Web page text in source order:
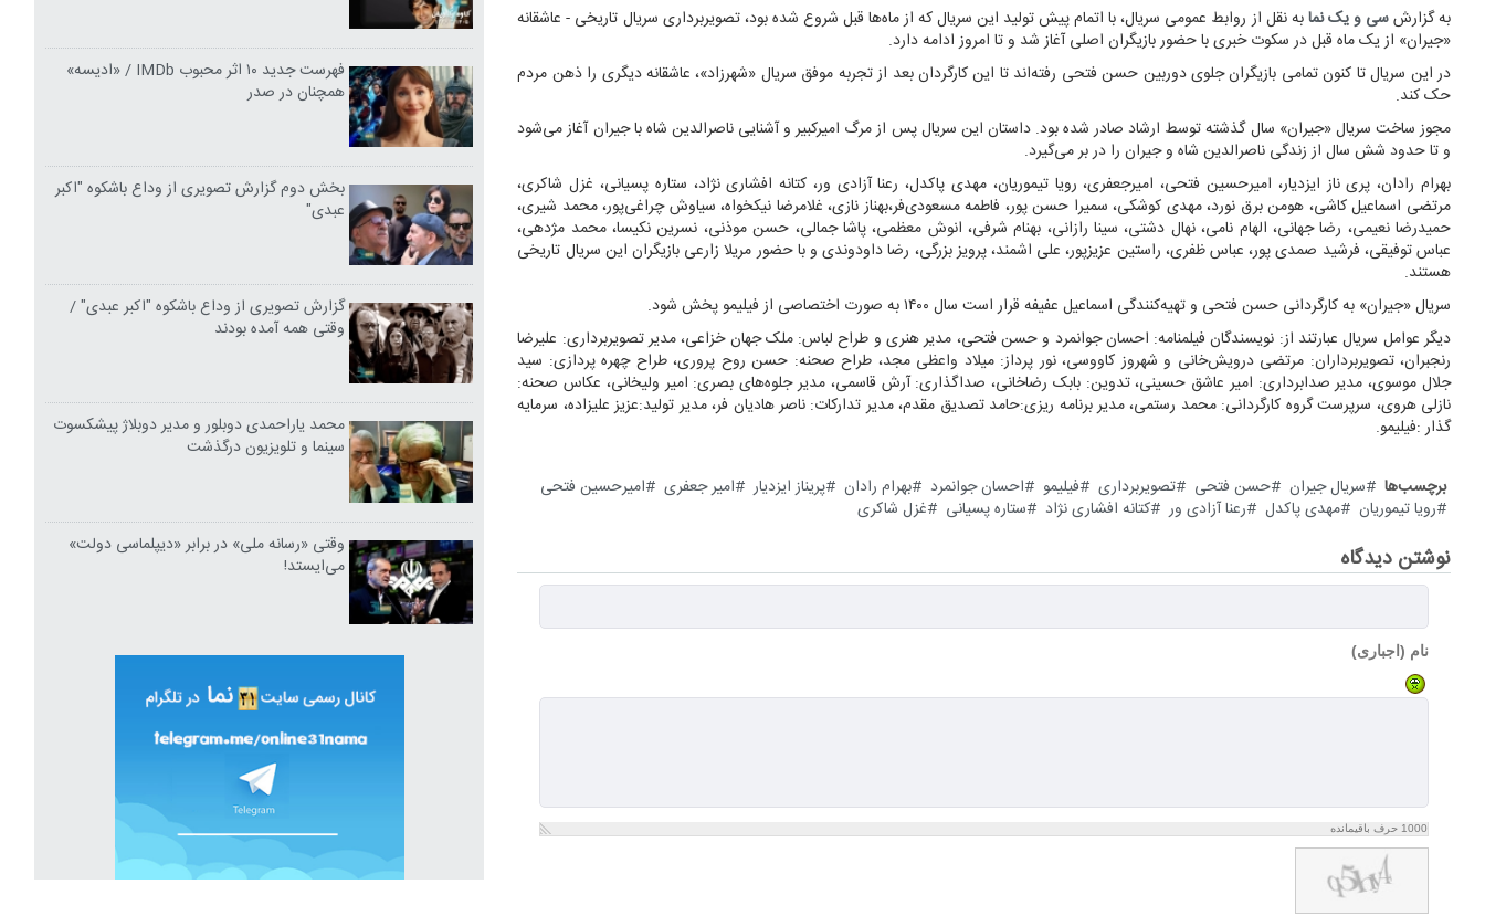
به گزارشسی و یک نمابه نقل از روابط عمومی سریال، با اتمام پیش تولید این سریال که از ماه‌ها قبل شروع شده بود، تصویربرداری سریال تاریخی - عاشقانه
«جیران» از یک ماه قبل در سکوت خبری با حضور بازیگران اصلی آغاز شد و تا امروز ادامه دارد.
در این سریال تا کنون تمامی بازیگران جلوی دوربین حسن فتحی رفته‌اند تا این کارگردان بعد از تجربه موفق سریال «شهرزاد»، عاشقانه دیگری را ذهن مردم
حک کند.
مجوز ساخت سریال «جیران» سال گذشته توسط ارشاد صادر شده بود. داستان این سریال پس از مرگ امیرکبیر و آشنایی ناصرالدین شاه با جیران آغاز می‌شود
و تا حدود شش سال از زندگی ناصرالدین شاه و جیران را در بر می‌گیرد.
بهرام رادان، پری ناز ایزدیار، امیرحسین فتحی، امیرجعفری، رویا تیموریان، مهدی پاکدل، رعنا آزادی ور، کتانه افشاری نژاد، ستاره پسیانی، غزل شاکری،
مرتضی اسماعیل کاشی، هومن برق نورد، مهدی کوشکی، سمیرا حسن پور، فاطمه مسعودی‌فر،بهناز نازی، غلامرضا نیکخواه، سیاوش چراغی‌پور، محمد شیری،
حمیدرضا نعیمی، رضا جهانی، الهام نامی، نهال دشتی، سینا رازانی، بهنام شرفی، انوش معظمی، پاشا جمالی، حسن موذنی، نسرین نکیسا، محمد مژدهی،
عباس توفیقی، فرشید صمدی پور، عباس ظفری، راستین عزیزپور، علی اشمند، پرویز بزرگی، رضا داودوندی و با حضور مریلا زارعی بازیگران این سریال تاریخی
هستند.
سریال «جیران» به کارگردانی حسن فتحی و تهیه‌کنندگی اسماعیل عفیفه قرار است سال ۱۴۰۰ به صورت اختصاصی از فیلیمو پخش شود.
دیگر عوامل سریال عبارتند از: نویسندگان فیلمنامه: احسان جوانمرد و حسن فتحی، مدیر هنری و طراح لباس: ملک جهان خزاعی، مدیر تصویربرداری: علیرضا
رنجبران، تصویربرداران: مرتضی درویش‌خانی و شهروز کاووسی، نور پرداز: میلاد واعظی مجد، طراح صحنه: حسن روح پروری، طراح چهره پردازی: سید
جلال موسوی، مدیر صدابرداری: امیر عاشق حسینی، تدوین: بابک رضاخانی، صداگذاری: آرش قاسمی، مدیر جلوه‌های بصری: امیر ولیخانی، عکاس صحنه:
نازلی هروی، سرپرست گروه کارگردانی: محمد رستمی، مدیر برنامه ریزی:حامد تصدیق مقدم، مدیر تدارکات: ناصر هادیان فر، مدیر تولید:عزیز علیزاده، سرمایه
گذار :فیلیمو.
برچسب‌ها سریال جیران حسن فتحی تصویربرداری فیلیمو احسان جوانمرد بهرام رادان پریناز ایزدیار امیر جعفری
امیرحسین فتحی
رویا تیموریان
مهدی پاکدل رعنا آزادی ور کتانه افشاری نژاد ستاره پسیانی غزل شاکری
نوشتن دیدگاه
نام (اجباری)
1000 حرف باقیمانده
فهرست جدید ۱۰ اثر محبوب IMDb / «ادیسه»
همچنان در صدر
بخش دوم گزارش تصویری از وداع باشکوه "اکبر
عبدی"
گزارش تصویری از وداع باشکوه "اکبر عبدی" /
وقتی همه آمده بودند
محمد یاراحمدی دوبلور و مدیر دوبلاژ پیشکسوت
سینما و تلویزیون درگذشت
وقتی «رسانه ملی» در برابر «دیپلماسی دولت»
می‌ایستد!